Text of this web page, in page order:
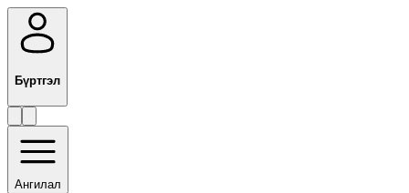
Бүртгэл
Ангилал